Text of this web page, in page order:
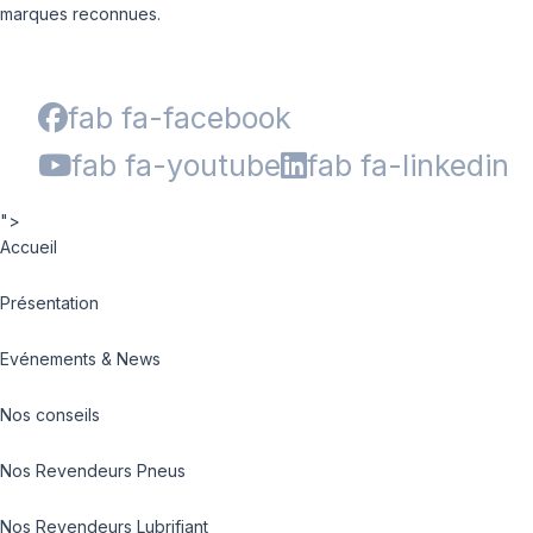
marques reconnues.
fab fa-facebook
fab fa-youtube
fab fa-linkedin
">
Accueil
Présentation
Evénements & News
Nos conseils
Nos Revendeurs Pneus
Nos Revendeurs Lubrifiant